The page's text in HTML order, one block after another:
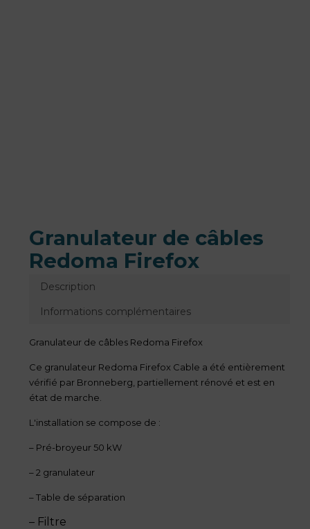
Granulateur de câbles
Redoma Firefox
Description
Informations complémentaires
Granulateur de câbles Redoma Firefox
Ce granulateur Redoma Firefox Cable a été entièrement
vérifié par Bronneberg, partiellement rénové et est en
état de marche.
L'installation se compose de :
– Pré-broyeur 50 kW
– 2 granulateur
– Table de séparation
– Filtre